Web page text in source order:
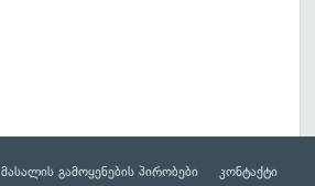
მასალის გამოყენების პირობები კონტაქტი